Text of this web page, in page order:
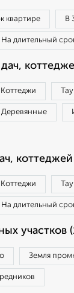
квартире В
На длительный
Коттеджи
Деревянные
коттеджей
Коттеджи
На длительный
участков
Земля